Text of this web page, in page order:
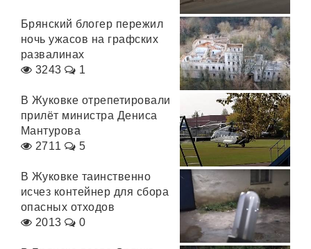
Брянский блогер пережил
ночь ужасов на графских
развалинах
3243
1
В Жуковке отрепетировали
прилёт министра Дениса
Мантурова
2711
5
В Жуковке таинственно
исчез контейнер для сбора
опасных отходов
2013
0